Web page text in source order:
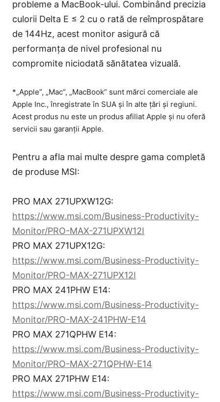
probleme a MacBook-ului. Combinând precizia
culorii Delta E ≤ 2 cu o rată de reîmprospătare
de 144Hz, acest monitor asigură că
performanța de nivel profesional nu
compromite niciodată sănătatea vizuală.
*„Apple”, „Mac”, „MacBook” sunt mărci comerciale ale
Apple Inc., înregistrate în SUA și în alte țări și regiuni.
Acest produs nu este un produs afiliat Apple și nu oferă
servicii sau garanții Apple.
Pentru a afla mai multe despre gama completă
de produse MSI:
PRO MAX 271UPXW12G:
https://www.msi.com/Business-Productivity-
Monitor/PRO-MAX-271UPXW12I
PRO MAX 271UPX12G:
https://www.msi.com/Business-Productivity-
Monitor/PRO-MAX-271UPX12I
PRO MAX 241PHW E14:
https://www.msi.com/Business-Productivity-
Monitor/PRO-MAX-241PHW-E14
PRO MAX 271QPHW E14:
https://www.msi.com/Business-Productivity-
Monitor/PRO-MAX-271QPHW-E14
PRO MAX 271PHW E14:
https://www.msi.com/Business-Productivity-